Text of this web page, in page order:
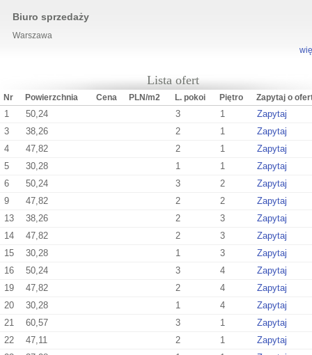
Biuro sprzedaży
Warszawa
Lista ofert
Nr Powierzchnia Cena PLN/m2 L. pokoi Piętro Zapytaj o
1 50,24 3 1
Zapytaj
3
38,26 2 1
Zapytaj
4
47,82 2 1
Zapytaj
5
30,28 1 1
Zapytaj
6
50,24 3 2
Zapytaj
9
47,82 2 2
Zapytaj
13
38,26 2 3
Zapytaj
14
47,82 2 3
Zapytaj
15
30,28 1 3
Zapytaj
16
50,24 3 4
Zapytaj
19
47,82 2 4
Zapytaj
20
30,28 1 4
Zapytaj
21
60,57 3 1
Zapytaj
22
47,11 2 1
Zapytaj